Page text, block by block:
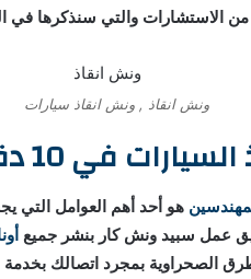
الاستشارات والتي سنذكرها في
ونش انقاذ , ونش انقاذ سيارات
في 10 دقائق
هو أحد أهم العوامل التي
عمل سبيد ونش كار بنشر جميع
الصحراوية بمجرد اتصالك بخدمة